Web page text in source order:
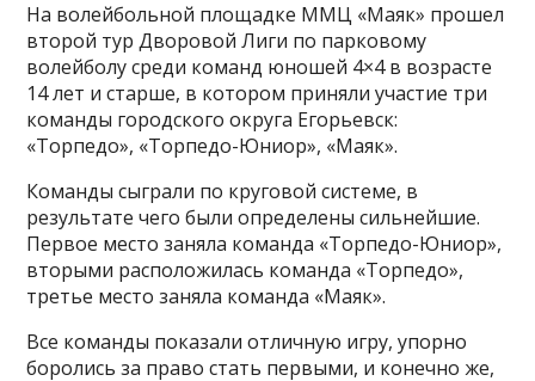
На волейбольной площадке ММЦ «Маяк» прошел
второй тур Дворовой Лиги по парковому
волейболу среди команд юношей 4×4 в возрасте
14 лет и старше, в котором приняли участие три
команды городского округа Егорьевск:
«Торпедо», «Торпедо-Юниор», «Маяк».
Команды сыграли по круговой системе, в
результате чего были определены сильнейшие.
Первое место заняла команда «Торпедо-Юниор»,
вторыми расположилась команда «Торпедо»,
третье место заняла команда «Маяк».
Все команды показали отличную игру, упорно
боролись за право стать первыми, и конечно же,